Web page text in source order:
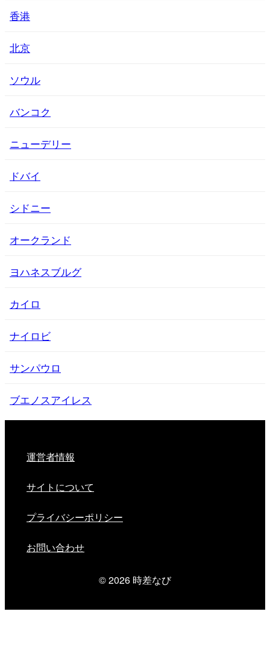
香港
北京
ソウル
バンコク
ニューデリー
ドバイ
シドニー
オークランド
ヨハネスブルグ
カイロ
ナイロビ
サンパウロ
ブエノスアイレス
運営者情報
サイトについて
プライバシーポリシー
お問い合わせ
© 2026 時差なび